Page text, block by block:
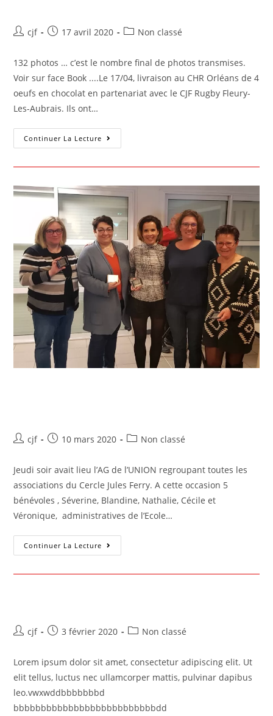
cjf 17 avril 2020 Non classé
132 photos … c’est le nombre final de photos transmises.
Voir sur face Book ....Le 17/04, livraison au CHR Orléans de 4
oeufs en chocolat en partenariat avec le CJF Rugby Fleury-
Les-Aubrais. Ils ont…
Continuer La Lecture
cjf 10 mars 2020 Non classé
‌Jeudi soir avait lieu l’AG de l’UNION regroupant toutes les
associations du Cercle Jules Ferry. A cette occasion 5
bénévoles , Séverine, Blandine, Nathalie, Cécile et
Véronique, administratives de l’Ecole…
Continuer La Lecture
cjf 3 février 2020 Non classé
Lorem ipsum dolor sit amet, consectetur adipiscing elit. Ut
elit tellus, luctus nec ullamcorper mattis, pulvinar dapibus
leo.vwxwddbbbbbbbd
bbbbbbbbbbbbbbbbbbbbbbbbbbdd